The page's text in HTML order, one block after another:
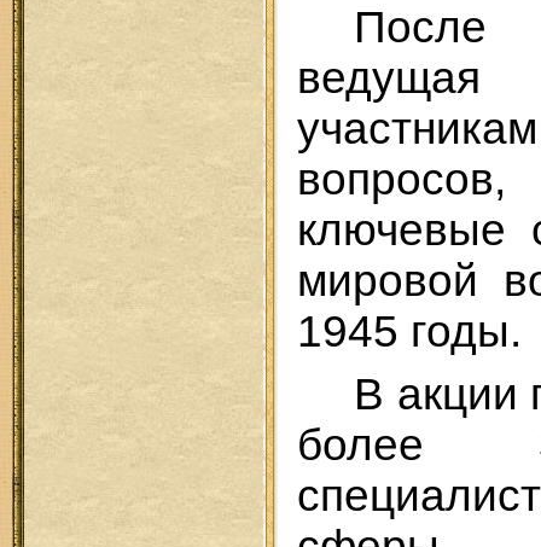
После
ключевые
мировой
1945 годы.
В акции
более